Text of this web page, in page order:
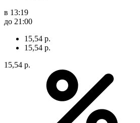
в 13:19
до 21:00
15,54 р.
15,54 р.
15,54 р.